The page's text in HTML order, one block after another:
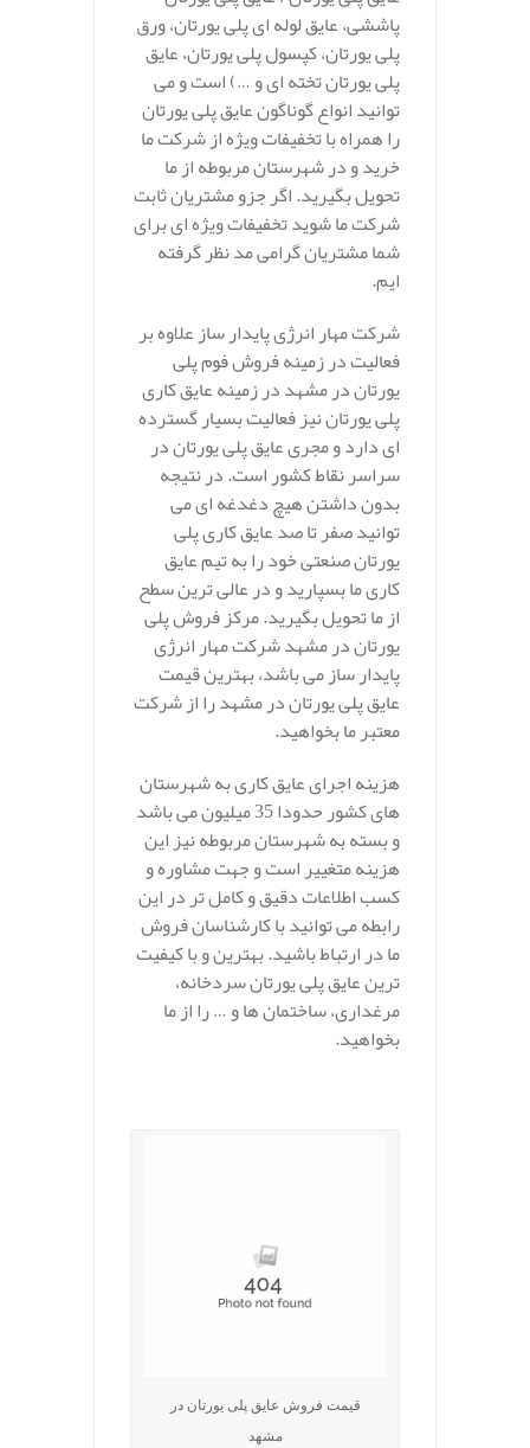
پاششی، عایق لوله ای پلی یورتان، ورق
پلی یورتان، کپسول پلی یورتان، عایق
پلی یورتان تخته ای و …) است و می
توانید انواع گوناگون عایق پلی یورتان
را همراه با تخفیفات ویژه از شرکت ما
خرید و در شهرستان مربوطه از ما
تحویل بگیرید. اگر جزو مشتریان ثابت
شرکت ما شوید تخفیفات ویژه ای برای
شما مشتریان گرامی مد نظر گرفته
ایم.
شرکت مهار انرژی پایدار ساز علاوه بر
فعالیت در زمینه فروش فوم پلی
یورتان در مشهد در زمینه عایق کاری
پلی یورتان نیز فعالیت بسیار گسترده
ای دارد و مجری عایق پلی یورتان در
سراسر نقاط کشور است. در نتیجه
بدون داشتن هیچ دغدغه ای می
توانید صفر تا صد عایق کاری پلی
یورتان صنعتی خود را به تیم عایق
کاری ما بسپارید و در عالی ترین سطح
از ما تحویل بگیرید. مرکز فروش پلی
یورتان در مشهد شرکت مهار انرژی
پایدار ساز می باشد، بهترین قیمت
عایق پلی یورتان در مشهد را از شرکت
معتبر ما بخواهید.
هزینه اجرای عایق کاری به شهرستان
های کشور حدودا 35 میلیون می باشد
و بسته به شهرستان مربوطه نیز این
هزینه متغییر است و جهت مشاوره و
کسب اطلاعات دقیق و کامل تر در این
رابطه می توانید با کارشناسان فروش
ما در ارتباط باشید. بهترین و با کیفیت
ترین عایق پلی یورتان سردخانه،
مرغداری، ساختمان ها و … را از ما
بخواهید.
قیمت فروش عایق پلی یورتان در
مشهد